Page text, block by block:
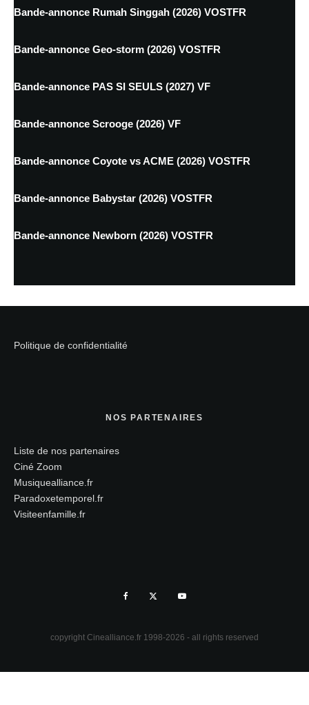
Bande-annonce Rumah Singgah (2026) VOSTFR
Bande-annonce Geo-storm (2026) VOSTFR
Bande-annonce PAS SI SEULS (2027) VF
Bande-annonce Scrooge (2026) VF
Bande-annonce Coyote vs ACME (2026) VOSTFR
Bande-annonce Babystar (2026) VOSTFR
Bande-annonce Newborn (2026) VOSTFR
Politique de confidentialité
NOS PARTENAIRES
Liste de nos partenaires
Ciné Zoom
Musiquealliance.fr
Paradoxetemporel.fr
Visiteenfamille.fr
copyright Cinealliance.fr 1998-2026 - all rights reserved